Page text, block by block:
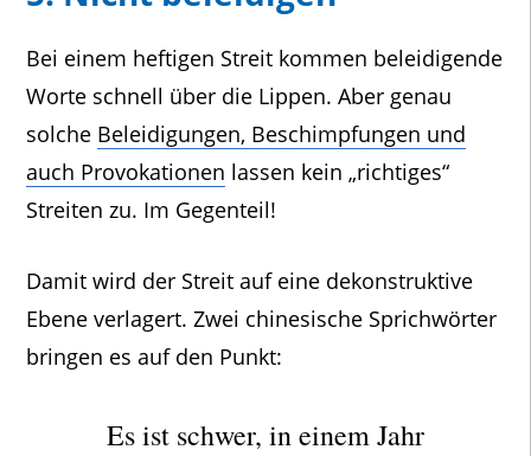
Bei einem heftigen Streit kommen beleidigende
Worte schnell über die Lippen. Aber genau
solche Beleidigungen, Beschimpfungen und
auch Provokationen lassen kein „richtiges“
Streiten zu. Im Gegenteil!
Damit wird der Streit auf eine dekonstruktive
Ebene verlagert. Zwei chinesische Sprichwörter
bringen es auf den Punkt:
Es ist schwer, in einem Jahr